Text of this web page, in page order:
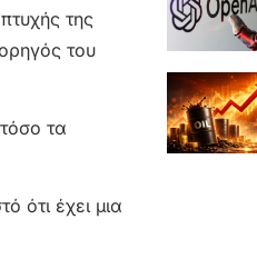
της
του
τα
ότι έχει μια